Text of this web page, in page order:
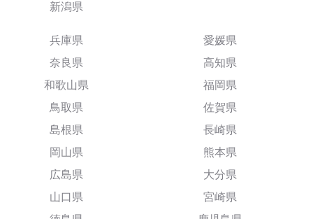
新潟県
兵庫県
奈良県
和歌山県
鳥取県
島根県
岡山県
広島県
山口県
愛媛県
高知県
福岡県
佐賀県
長崎県
熊本県
大分県
宮崎県